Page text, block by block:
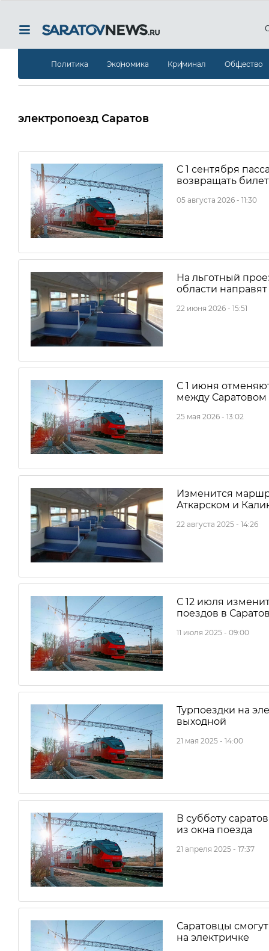
Политика Экономика Криминал Общество
электропоезд Саратов
С 1 сентября
возвращать
05 августа 2026 - 11:30
На льготный
области
22 июня 2026 - 15:51
С 1 июня
между Саратовом
25 мая 2026 - 13:02
Изменится
Аткарском и
22 августа 2025 - 14:26
С 12 июля
поездов в
11 июля 2025 - 09:00
Турпоездки на
выходной
21 мая 2025 - 14:00
В субботу
из окна поезда
21 апреля 2025 - 17:37
Саратовцы
на электричке